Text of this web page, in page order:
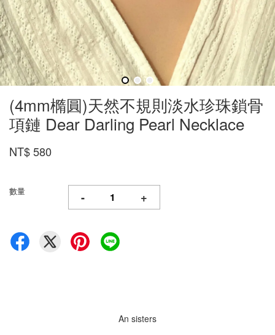
(4mm橢圓)天然不規則淡水珍珠鎖骨
項鏈 Dear Darling Pearl Necklace
NT$ 580
數量 - +
An sisters